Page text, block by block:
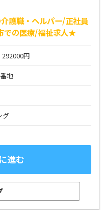
護職・ヘルパー/正社員
での医療/福祉求人★
円
地
グ
進む